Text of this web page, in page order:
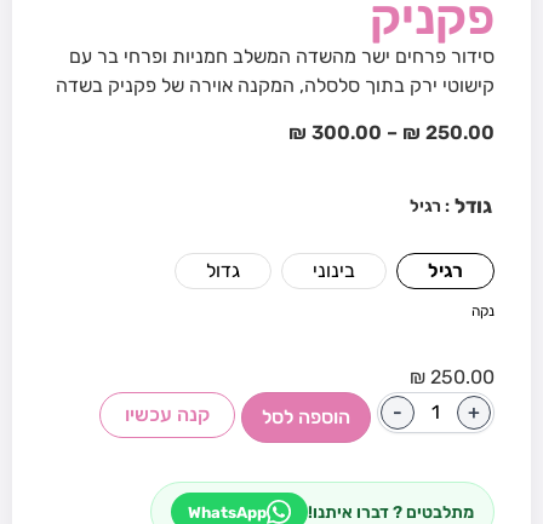
פקניק
סידור פרחים ישר מהשדה המשלב חמניות ופרחי בר עם
קישוטי ירק בתוך סלסלה, המקנה אוירה של פקניק בשדה
₪ 250.00
–
₪ 300.00
גודל : רגיל
רגיל בינוני גדול
נקה
₪ 250.00
-
+ הוספה לסל קנה עכשיו
מתלבטים ? דברו איתנו! WhatsApp